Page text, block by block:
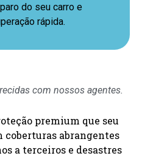
do seu carro e
rápida.
com nossos agentes.
premium que seu
coberturas abrangentes
a terceiros e desastres